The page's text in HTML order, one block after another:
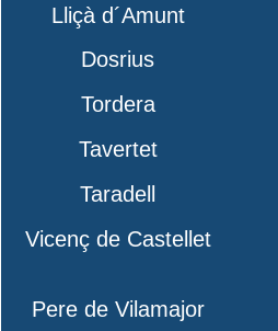
Lliçà d´Amunt
Dosrius
Tordera
Tavertet
Taradell
Vicenç de Castellet
Pere de Vilamajor